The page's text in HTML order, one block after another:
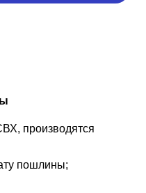
производятся
пошлины;